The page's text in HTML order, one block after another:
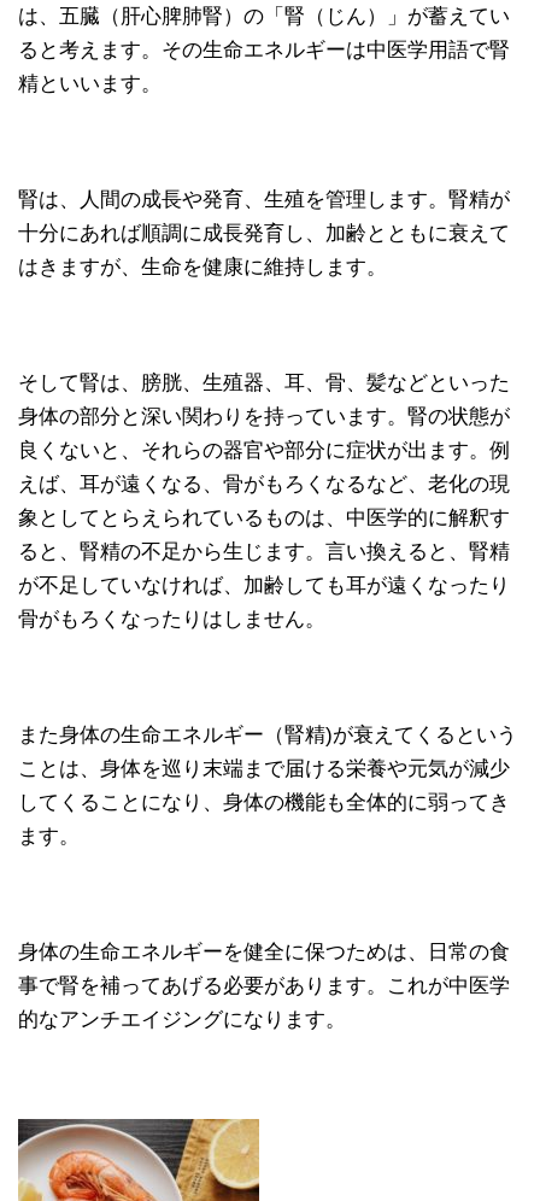
は、五臓（肝心脾肺腎）の「腎（じん）」が蓄えてい
ると考えます。その生命エネルギーは中医学用語で腎
精といいます。
腎は、人間の成長や発育、生殖を管理します。腎精が
十分にあれば順調に成長発育し、加齢とともに衰えて
はきますが、生命を健康に維持します。
そして腎は、膀胱、生殖器、耳、骨、髪などといった
身体の部分と深い関わりを持っています。腎の状態が
良くないと、それらの器官や部分に症状が出ます。例
えば、耳が遠くなる、骨がもろくなるなど、老化の現
象としてとらえられているものは、中医学的に解釈す
ると、腎精の不足から生じます。言い換えると、腎精
が不足していなければ、加齢しても耳が遠くなったり
骨がもろくなったりはしません。
また身体の生命エネルギー（腎精)が衰えてくるという
ことは、身体を巡り末端まで届ける栄養や元気が減少
してくることになり、身体の機能も全体的に弱ってき
ます。
身体の生命エネルギーを健全に保つためは、日常の食
事で腎を補ってあげる必要があります。これが中医学
的なアンチエイジングになります。